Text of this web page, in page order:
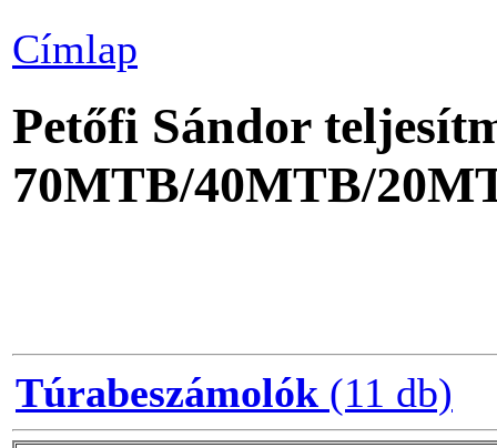
Címlap
Petőfi Sándor
70MTB/40MTB/
Túrabeszámolók (11 db)